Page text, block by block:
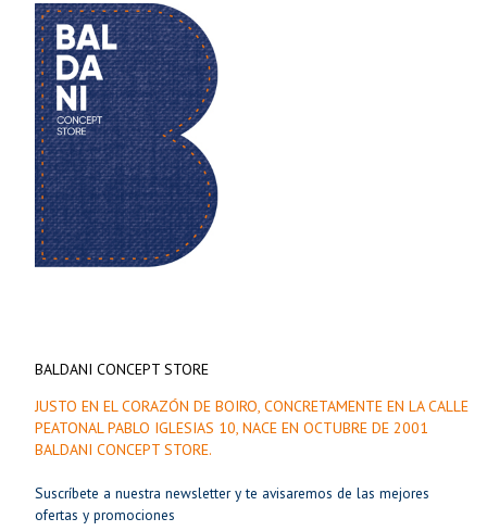
BALDANI CONCEPT STORE
JUSTO EN EL CORAZÓN DE BOIRO, CONCRETAMENTE EN LA CALLE
PEATONAL PABLO IGLESIAS 10, NACE EN OCTUBRE DE 2001
BALDANI CONCEPT STORE.
Suscríbete a nuestra newsletter y te avisaremos de las mejores
ofertas y promociones